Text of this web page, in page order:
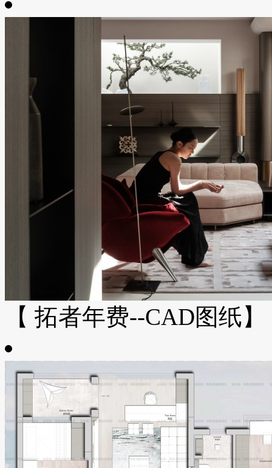
【 拓者年费--CAD图纸】